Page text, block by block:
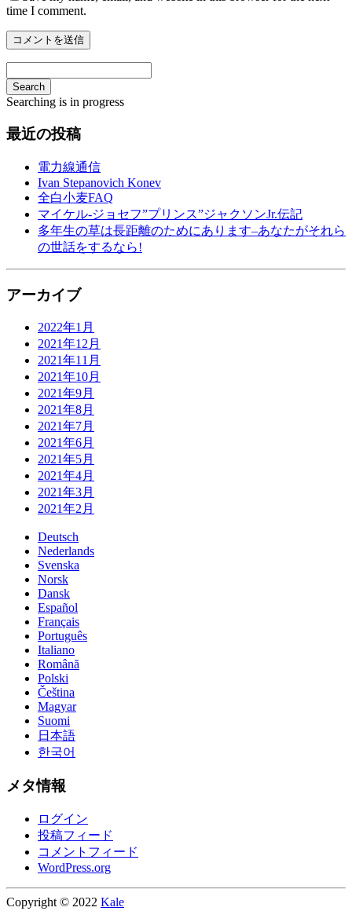
time I comment.
Search
Searching is in progress
最近の投稿
電力線通信
Ivan Stepanovich Konev
全白小麦FAQ
マイケル-ジョセフ”プリンス”ジャクソンJr.伝記
多年生の草は長距離のためにあります–あなたがそれら
の世話をするなら!
アーカイブ
2022年1月
2021年12月
2021年11月
2021年10月
2021年9月
2021年8月
2021年7月
2021年6月
2021年5月
2021年4月
2021年3月
2021年2月
Deutsch
Nederlands
Svenska
Norsk
Dansk
Español
Français
Português
Italiano
Română
Polski
Čeština
Magyar
Suomi
日本語
한국어
メタ情報
ログイン
投稿フィード
コメントフィード
WordPress.org
Copyright © 2022 Kale